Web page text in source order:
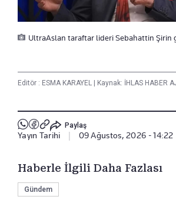
UltraAslan taraftar lideri Sebahattin Şirin
Editör : ESMA KARAYEL Kaynak: İHLAS HABER
Paylaş
Yayın Tarihi 09 Ağustos, 2026 - 14:22
Haberle İlgili Daha Fazlası
Gündem